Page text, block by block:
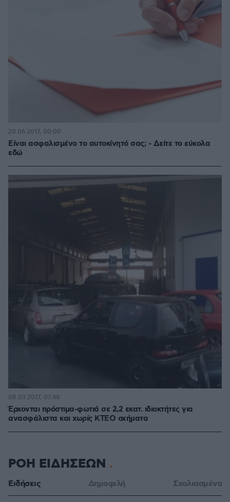
Είναι ασφαλισμένο το αυτοκίνητό σας; - Δείτε το εύκολα
εδώ
20.06.2017, 00:00
Έρχονται πρόστιμα-φωτιά σε 2,2 εκατ. ιδιοκτήτες για
ανασφάλιστα και χωρίς ΚΤΕΟ οχήματα
08.03.2017, 07:48
ΡΟΗ ΕΙΔΗΣΕΩΝ
Ειδήσεις Δημοφιλή Σχολιασμένα